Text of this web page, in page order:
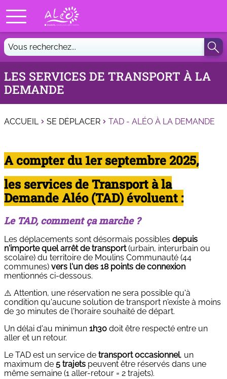
LES SERVICES DE TRANSPORT À LA
DEMANDE
ACCUEIL SE DÉPLACER TAD - ALÉO À LA DEMANDE
A compter du 1er septembre 2025,
les services de Transport à la
Demande Aléo (TAD) évoluent :
Le TAD, comment ça marche ?
Les déplacements sont désormais possibles depuis
n'importe quel arrêt de transport(urbain, interurbain ou
scolaire) du territoire de Moulins Communauté (44
communes) vers l'un des 18 points de connexion
mentionnés ci-dessous.
⚠️ Attention, une réservation ne sera possible qu'à
condition qu'aucune solution de transport n'existe à moins
de 30 minutes de l'horaire souhaité de départ.
Un délai d'au minimun 1h30 doit être respecté entre un
aller et un retour.
Le TAD est un service de transport occasionnel, un
maximum de 5 trajets peuvent être réservés dans une
même semaine (1 aller-retour = 2 trajets).